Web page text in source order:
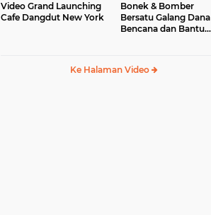
Video Grand Launching
Cafe Dangdut New York
Bonek & Bomber
Bersatu Galang Dana
Bencana dan Bantu
Ke Halaman Video